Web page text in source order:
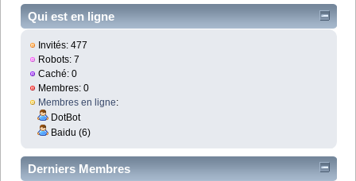
Qui est en ligne
Invités: 477
Robots: 7
Caché: 0
Membres: 0
Membres en ligne:
DotBot
Baidu (6)
Derniers Membres